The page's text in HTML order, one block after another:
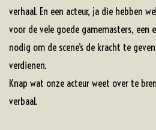
verhaal. En een acteur, ja die hebben
voor de vele goede gamemasters, een
nodig om de scene’s de kracht te
verdienen.
Knap wat onze acteur weet over te
verbaal.